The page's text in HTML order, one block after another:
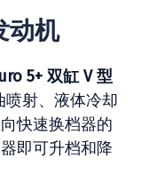
动机
5+ 双缸 V 型
喷射、液体冷却
快速换档器的
即可升档和降